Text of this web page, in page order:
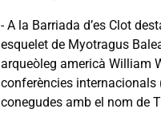
- A la Barriada d’es Clot
esquelet de Myotragus
arqueòleg americà William
conferències internacionals
conegudes amb el nom de